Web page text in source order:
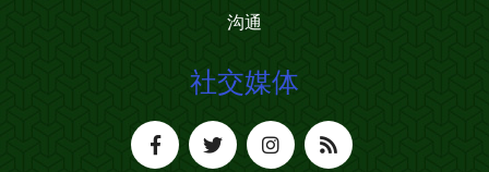
沟通
社交媒体